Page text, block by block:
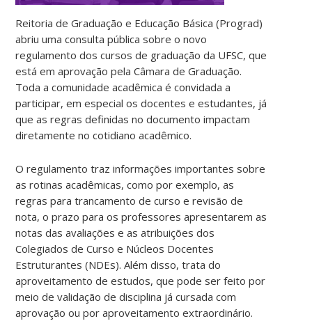
Reitoria de Graduação e Educação Básica (Prograd)
abriu uma consulta pública sobre o novo
regulamento dos cursos de graduação da UFSC, que
está em aprovação pela Câmara de Graduação.
Toda a comunidade acadêmica é convidada a
participar, em especial os docentes e estudantes, já
que as regras definidas no documento impactam
diretamente no cotidiano acadêmico.
O regulamento traz informações importantes sobre
as rotinas acadêmicas, como por exemplo, as
regras para trancamento de curso e revisão de
nota, o prazo para os professores apresentarem as
notas das avaliações e as atribuições dos
Colegiados de Curso e Núcleos Docentes
Estruturantes (NDEs). Além disso, trata do
aproveitamento de estudos, que pode ser feito por
meio de validação de disciplina já cursada com
aprovação ou por aproveitamento extraordinário.